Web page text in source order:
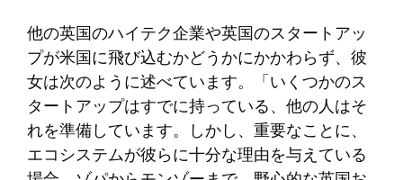
他の英国のハイテク企業や英国のスタートアッ
プが米国に飛び込むかどうかにかかわらず、彼
女は次のように述べています。「いくつかのス
タートアップはすでに持っている、他の人はそ
れを準備しています。しかし、重要なことに、
エコシステムが彼らに十分な理由を与えている